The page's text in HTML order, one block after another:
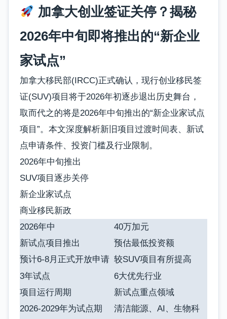
加拿大创业签证关停？揭秘
2026年中旬即将推出的“新企业
家试点”
加拿大移民部(IRCC)正式确认，现行创业移民签
证(SUV)项目将于2026年初逐步退出历史舞台，
取而代之的将是2026年中旬推出的“新企业家试点
项目”。本文深度解析新旧项目过渡时间表、新试
点申请条件、投资门槛及行业限制。
2026年中旬推出
SUV项目逐步关停
新企业家试点
商业移民新政
2026年中
新试点项目推出
预计6-8月正式开放申请
40万加元
预估最低投资额
较SUV项目有所提高
3年试点
项目运行周期
2026-2029年为试点期
6大优先行业
新试点重点领域
清洁能源、AI、生物科